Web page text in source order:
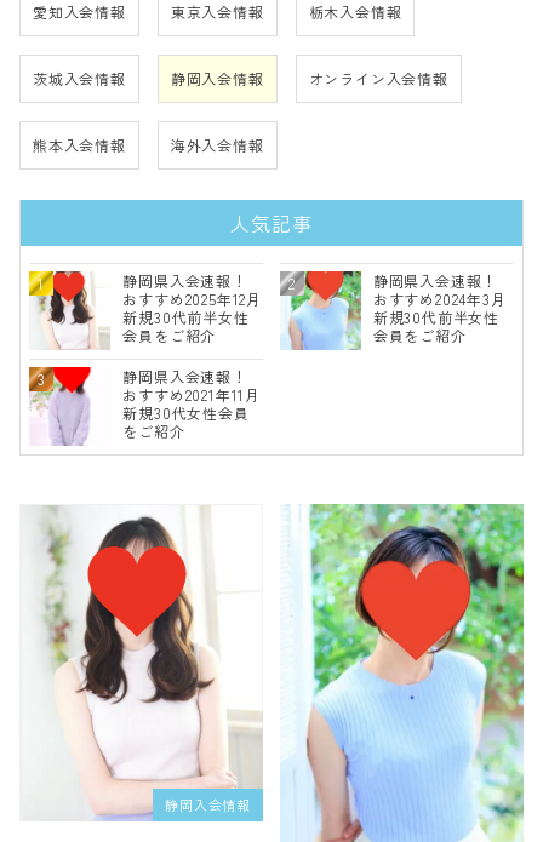
静岡入会情報
愛知入会情報 東京入会情報 栃木入会情報
茨城入会情報 静岡入会情報 オンライン入会情報
熊本入会情報 海外入会情報
人気記事
静岡県入会速報！
おすすめ2025年12月
新規30代前半女性
会員をご紹介
静岡県入会速報！
おすすめ2024年3月
新規30代前半女性
会員をご紹介
静岡県入会速報！
おすすめ2021年11月
新規30代女性会員
をご紹介